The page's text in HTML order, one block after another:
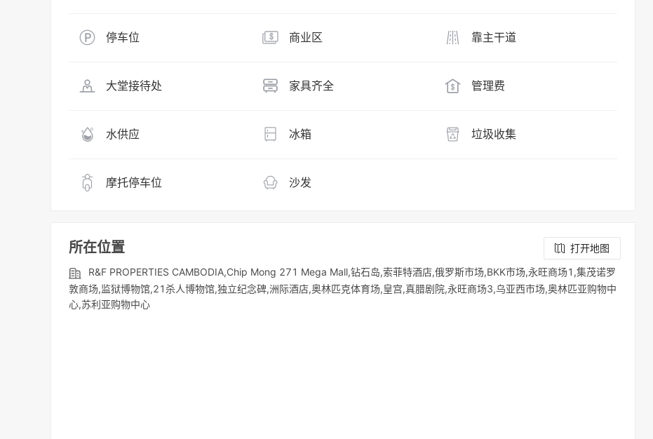
停车位 商业区 靠主干道
大堂接待处 家具齐全 管理费
水供应 冰箱 垃圾收集
摩托停车位 沙发
所在位置
打开地图
R&F PROPERTIES CAMBODIA,Chip Mong 271 Mega Mall,钻石岛,索菲特酒店,俄罗斯市场,BKK市场,永旺商场1,集茂诺罗
敦商场,监狱博物馆,21杀人博物馆,独立纪念碑,洲际酒店,奥林匹克体育场,皇宫,真腊剧院,永旺商场3,乌亚西市场,奥林匹亚购物中
心,苏利亚购物中心